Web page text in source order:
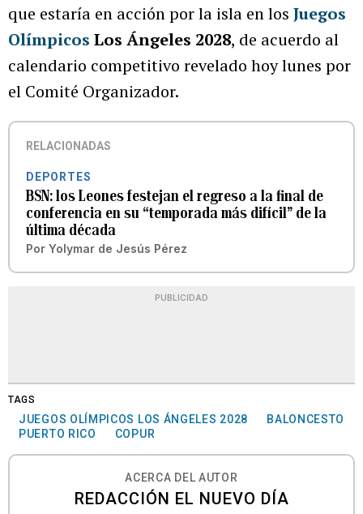
que estaría en acción por la isla en los Juegos
Olímpicos Los Ángeles 2028, de acuerdo al
calendario competitivo revelado hoy lunes por
el Comité Organizador.
RELACIONADAS
DEPORTES
BSN: los Leones festejan el regreso a la final de
conferencia en su “temporada más difícil” de la
última década
Por Yolymar de Jesús Pérez
PUBLICIDAD
TAGS
JUEGOS OLÍMPICOS LOS ÁNGELES 2028
BALONCESTO
PUERTO RICO
COPUR
ACERCA DEL AUTOR
REDACCIÓN EL NUEVO DÍA